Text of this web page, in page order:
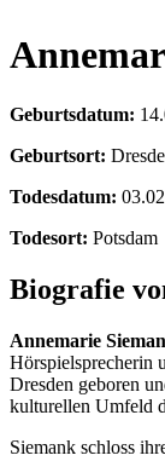
Geburtsdatum:
Geburtsort:
Todesdatum:
Todesort: Potsdam
Biografie
Annemarie
Hörspielsprecherin
Dresden geboren
kulturellen Umfeld
Siemank schloss